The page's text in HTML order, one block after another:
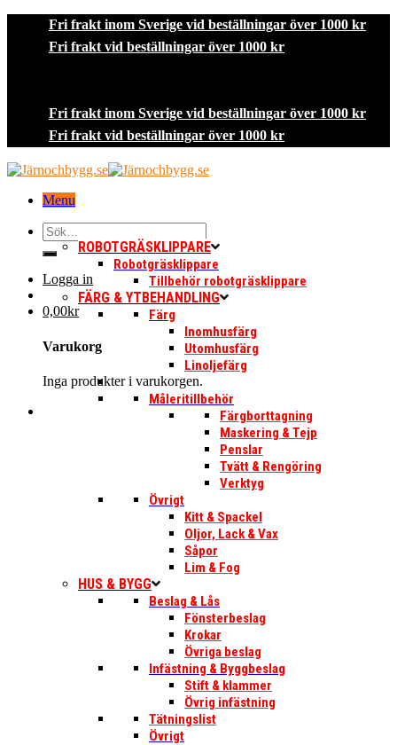
Fri frakt inom Sverige vid beställningar över 1000 kr
Fri frakt vid beställningar över 1000 kr
Fri frakt inom Sverige vid beställningar över 1000 kr
Fri frakt vid beställningar över 1000 kr
Menu
Sök
efter:
Logga in
0,00kr
Varukorg
Inga produkter i varukorgen.
ROBOTGRÄSKLIPPARE
Robotgräsklippare
Tillbehör robotgräsklippare
FÄRG & YTBEHANDLING
Färg
Inomhusfärg
Utomhusfärg
Linoljefärg
Måleritillbehör
Färgborttagning
Maskering & Tejp
Penslar
Tvätt & Rengöring
Verktyg
Övrigt
Kitt & Spackel
Oljor, Lack & Vax
Såpor
Lim & Fog
HUS & BYGG
Beslag & Lås
Fönsterbeslag
Krokar
Övriga beslag
Infästning & Byggbeslag
Stift & klammer
Övrig infästning
Tätningslist
Övrigt